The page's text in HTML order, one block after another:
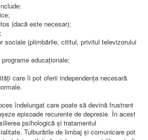
VOLUNTARIAT
PUBLICE
C.A.S.
(dacă este necesar);
sociale (plimbările, cititul, privitul televizorului
educaţionale;
care îi pot oferii independenţa necesară
îndelungat care poate să devină frustrant
episoade recurente de depresie. În acest
psihologică şi tratamentul
Tulburările de limbaj şi comunicare pot